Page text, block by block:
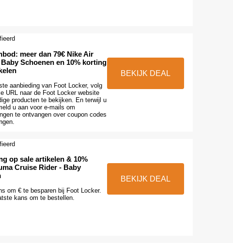
meer dan 79€ Nike Air
Baby Schoenen en 10% korting
aanbieding van Foot Locker, volg
URL naar de Foot Locker website
producten te bekijken. En terwijl u
u aan voor e-mails om
te ontvangen over coupon codes
BEKIJK DEAL
op sale artikelen & 10%
Cruise Rider - Baby
om € te besparen bij Foot Locker.
kans om te bestellen.
BEKIJK DEAL